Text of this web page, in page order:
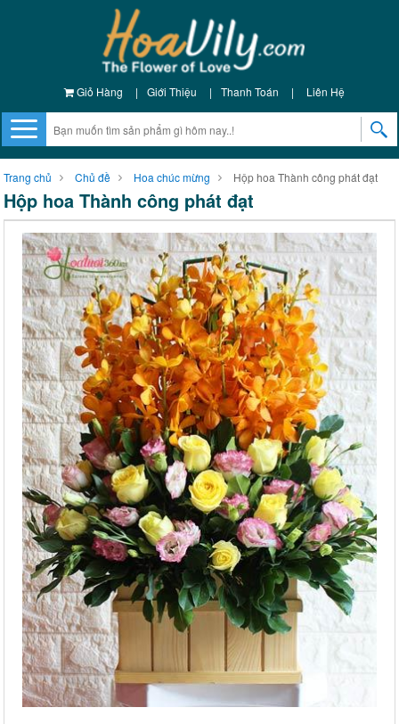
Giỏ Hàng | Giới Thiệu | Thanh Toán | Liên Hệ
Trang chủ Chủ đề Hoa chúc mừng Hộp hoa Thành công phát đạt
Hộp hoa Thành công phát đạt